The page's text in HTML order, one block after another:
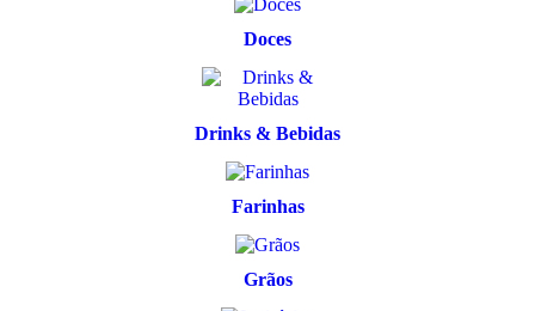
Doces
Drinks & Bebidas
Farinhas
Grãos